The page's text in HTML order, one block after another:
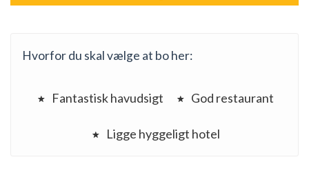
Hvorfor du skal vælge at bo her:
Fantastisk havudsigt God restaurant
Ligge hyggeligt hotel